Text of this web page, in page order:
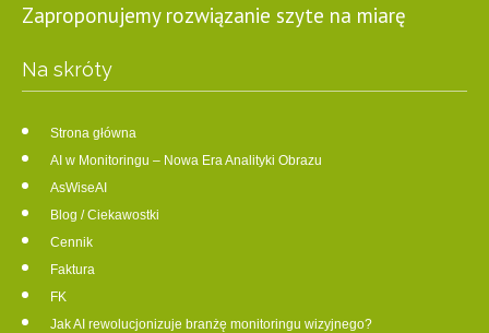
Zaproponujemy rozwiązanie szyte na miarę
Na skróty
Strona główna
AI w Monitoringu – Nowa Era Analityki Obrazu
AsWiseAI
Blog / Ciekawostki
Cennik
Faktura
FK
Jak AI rewolucjonizuje branżę monitoringu wizyjnego?